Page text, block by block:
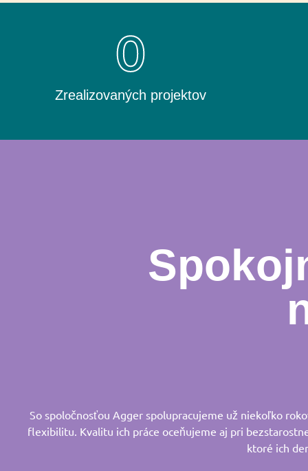
Zrealizovaných projektov
0
So spoločnosťou Agger spolupracujeme už niekoľko
flexibilitu. Kvalitu ich práce oceňujeme aj pri
ktoré ich